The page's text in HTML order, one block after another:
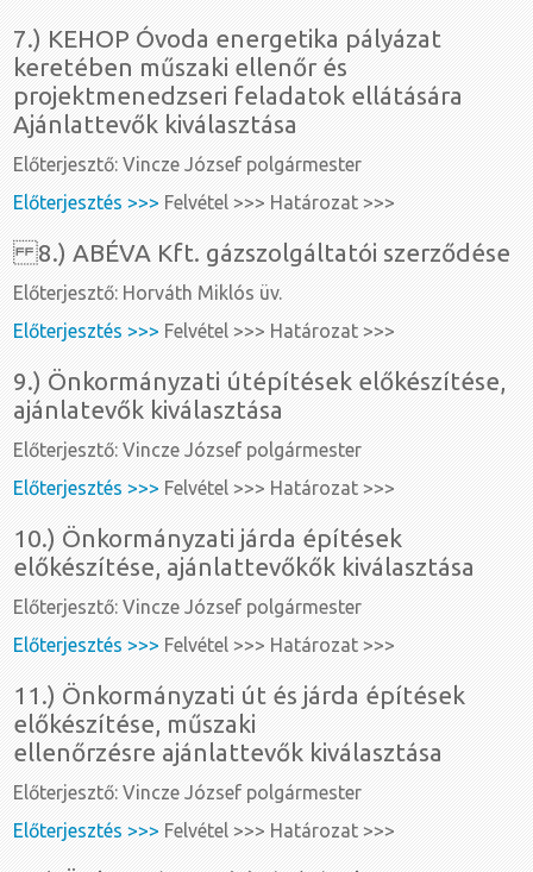
7.) KEHOP Óvoda energetika pályázat
keretében műszaki ellenőr és
projektmenedzseri feladatok ellátására
Ajánlattevők kiválasztása
Előterjesztő: Vincze József polgármester
Előterjesztés >>> Felvétel >>> Határozat >>>
8.) ABÉVA Kft. gázszolgáltatói szerződése
Előterjesztő: Horváth Miklós üv.
Előterjesztés >>> Felvétel >>> Határozat >>>
9.) Önkormányzati útépítések előkészítése,
ajánlatevők kiválasztása
Előterjesztő: Vincze József polgármester
Előterjesztés >>> Felvétel >>> Határozat >>>
10.) Önkormányzati járda építések
előkészítése, ajánlattevőkők kiválasztása
Előterjesztő: Vincze József polgármester
Előterjesztés >>> Felvétel >>> Határozat >>>
11.) Önkormányzati út és járda építések
előkészítése, műszaki
ellenőrzésre ajánlattevők kiválasztása
Előterjesztő: Vincze József polgármester
Előterjesztés >>> Felvétel >>> Határozat >>>